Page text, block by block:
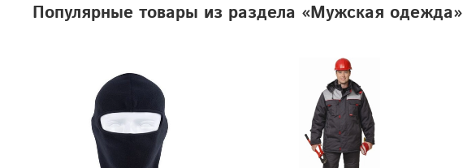
Популярные товары из раздела «Мужская одежда»